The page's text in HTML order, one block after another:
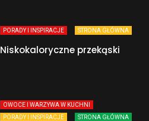
PORADY I INSPIRACJE STRONA GŁÓWNA
Niskokaloryczne przekąski
OWOCE I WARZYWA W KUCHNI
PORADY I INSPIRACJE
STRONA GŁÓWNA